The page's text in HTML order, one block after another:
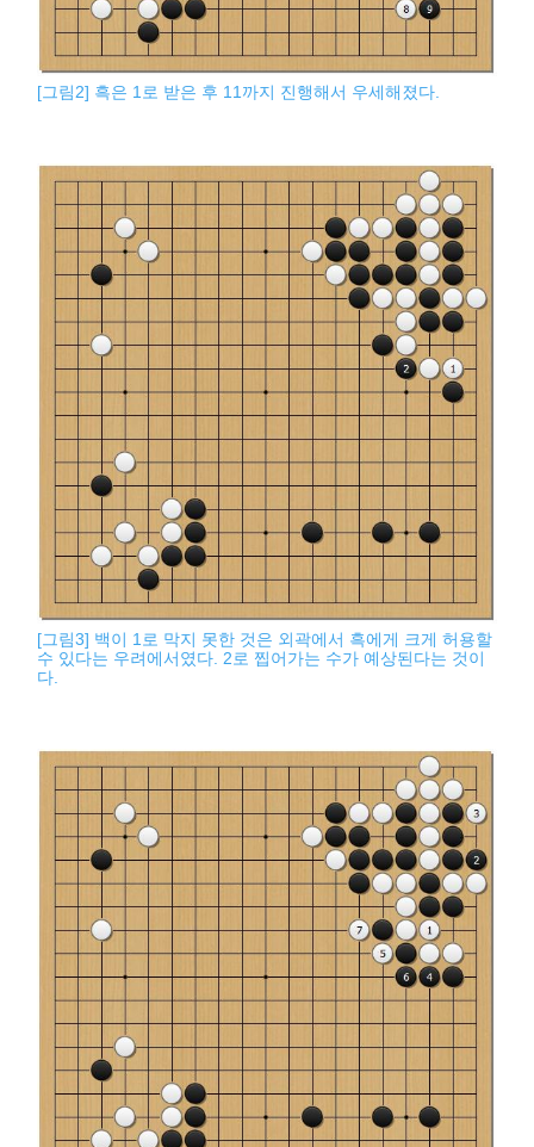
[그림2] 흑은 1로 받은 후 11까지 진행해서 우세해졌다.
[그림3] 백이 1로 막지 못한 것은 외곽에서 흑에게 크게 허용할
수 있다는 우려에서였다. 2로 찝어가는 수가 예상된다는 것이
다.